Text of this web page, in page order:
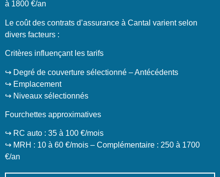
à 1800 €/an
Le coût des contrats d’assurance à Cantal varient selon
divers facteurs :
Critères influençant les tarifs
↪️ Degré de couverture sélectionné – Antécédents
↪️ Emplacement
↪️ Niveaux sélectionnés
Fourchettes approximatives
↪️ RC auto : 35 à 100 €/mois
↪️ MRH : 10 à 60 €/mois – Complémentaire : 250 à 1700
€/an